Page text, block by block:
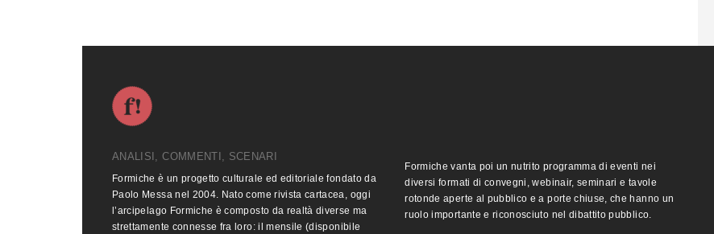
ANALISI, COMMENTI, SCENARI
Formiche è un progetto culturale ed editoriale fondato da
Paolo Messa nel 2004. Nato come rivista cartacea, oggi
l’arcipelago Formiche è composto da realtà diverse ma
strettamente connesse fra loro: il mensile (disponibile
Formiche vanta poi un nutrito programma di eventi nei
diversi formati di convegni, webinair, seminari e tavole
rotonde aperte al pubblico e a porte chiuse, che hanno un
ruolo importante e riconosciuto nel dibattito pubblico.